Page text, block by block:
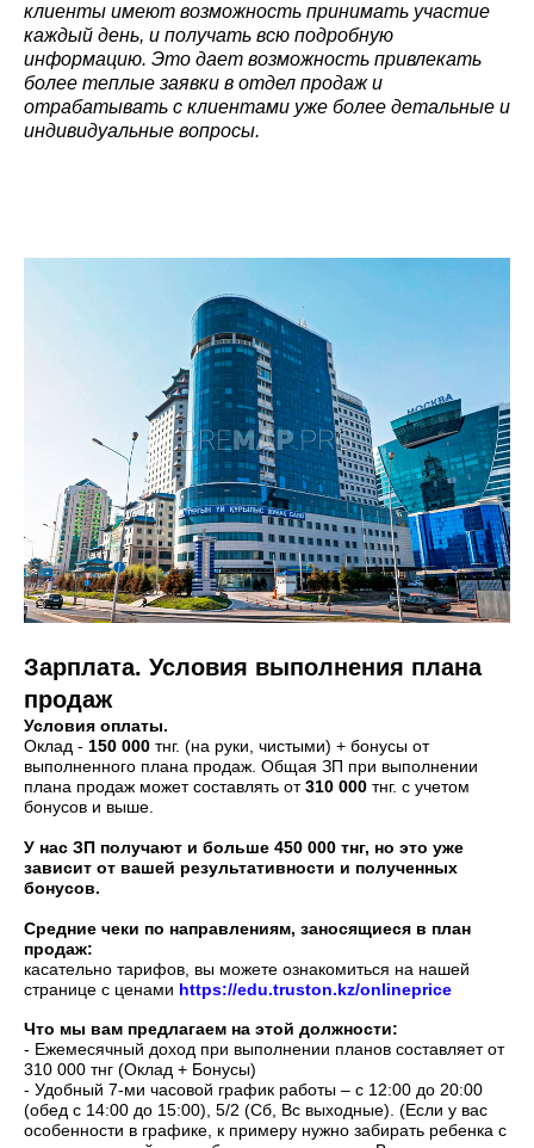
клиенты имеют возможность принимать участие
каждый день, и получать всю подробную
информацию. Это дает возможность привлекать
более теплые заявки в отдел продаж и
отрабатывать с клиентами уже более детальные и
индивидуальные вопросы.
Зарплата. Условия выполнения плана
продаж
Условия оплаты.
Оклад - 150 000 тнг. (на руки, чистыми) + бонусы от
выполненного плана продаж. Общая ЗП при выполнении
плана продаж может составлять от310 000 тнг. с учетом
бонусов и выше.
У нас ЗП получают и больше 450 000 тнг, но это уже
зависит от вашей результативности и полученных
бонусов.
Средние чеки по направлениям, заносящиеся в план
продаж:
касательно тарифов, вы можете ознакомиться на нашей
странице с ценами https://edu.truston.kz/onlineprice
Что мы вам предлагаем на этой должности:
- Ежемесячный доход при выполнении планов составляет от
310 000 тнг (Оклад + Бонусы)
- Удобный 7-ми часовой график работы – с 12:00 до 20:00
(обед с 14:00 до 15:00), 5/2 (Сб, Вс выходные). (Если у вас
особенности в графике, к примеру нужно забирать ребенка с